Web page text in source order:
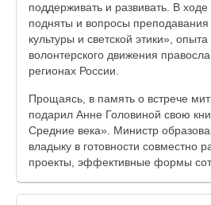
поддерживать и развивать. В
подняты и вопросы
культуры и светской этики»,
волонтерского движения
регионах России.
Прощаясь, в память о встрече
подарил Анне Головиной свою
Средние века». Министр
владыку в готовности совместно
проекты, эффективные формы